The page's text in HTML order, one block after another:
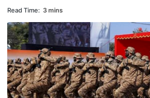
Read Time: 3 mins